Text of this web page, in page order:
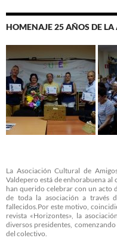
HOMENAJE 25 AÑOS DE LA
La Asociación Cultural de
Valdepero está de enhorabuena
han querido celebrar con un acto
de toda la asociación a través
fallecidos.Por este motivo,
revista «Horizontes», la
diversos presidentes,
del colectivo.